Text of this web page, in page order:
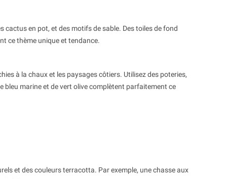
cactus en pot, et des motifs de sable. Des toiles de fond
ce thème unique et tendance.
à la chaux et les paysages côtiers. Utilisez des poteries,
bleu marine et de vert olive complètent parfaitement ce
et des couleurs terracotta. Par exemple, une chasse aux